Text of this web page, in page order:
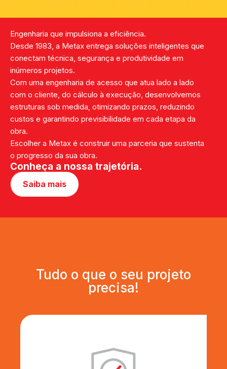
Engenharia que impulsiona a eficiência.
Desde 1983, a Metax entrega soluções inteligentes que
conectam técnica, segurança e produtividade em
inúmeros projetos.
Com uma engenharia de acesso que atua lado a lado
com o cliente, do cálculo à execução, desenvolvemos
estruturas sob medida, otimizando prazos, reduzindo
custos e garantindo previsibilidade em cada etapa da
obra.
Escolher a Metax é construir uma parceria que sustenta
o progresso da sua obra.
Conheça a nossa trajetória.
Saiba mais
Tudo o que o seu projeto
precisa!